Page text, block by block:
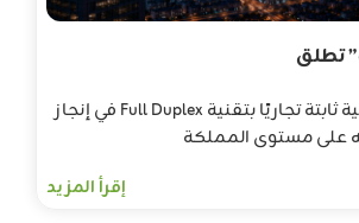
تطلق
أول وصلة لاسلكية ثابتة تجاريًا بتقنية Full Duplex في إنجاز
على مستوى المملكة
إقرأ المزيد